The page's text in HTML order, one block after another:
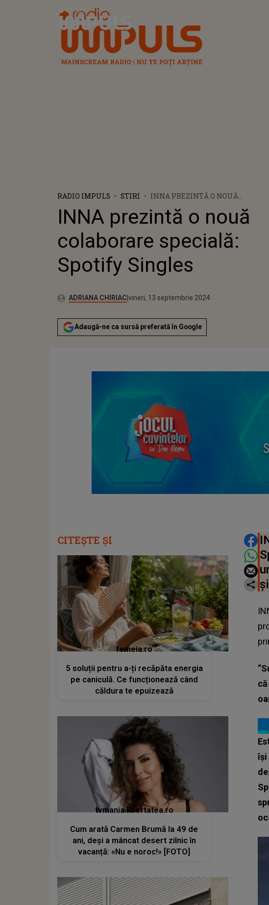
Radio Impuls
RADIO IMPULS STIRI
INNA PREZINTĂ O NOUĂ
SINGLES
INNA prezintă o nouă
colaborare specială:
Spotify Singles
Autor:ADRIANA CHIRIAC Publicat:
vineri, 13 septembrie 2024
Adaugă-ne ca sursă preferată în Google
își
CITEȘTE ȘI
femeia.ro
5 soluții pentru a-ți recăpăta energia
pe caniculă. Ce funcționează când
căldura te epuizează
tvmania.libertatea.ro
Cum arată Carmen Brumă la 49 de
ani, deși a mâncat desert zilnic în
vacanță: «Nu e noroc!» [FOTO]